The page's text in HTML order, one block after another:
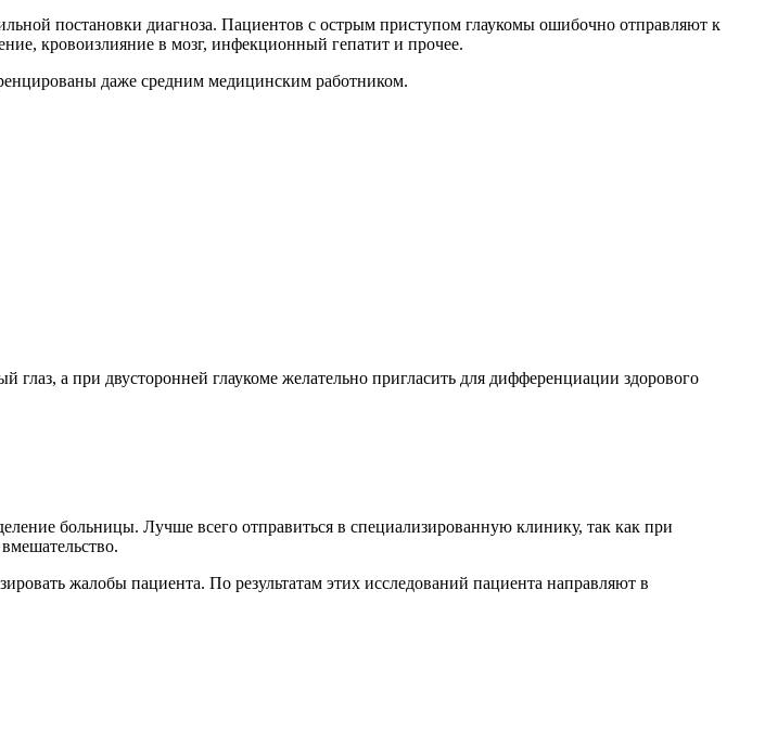
постановки диагноза. Пациентов с острым приступом глаукомы ошибочно отправляют к
кровоизлияние в мозг, инфекционный гепатит и прочее.
даже средним медицинским работником.
а при двусторонней глаукоме желательно пригласить для дифференциации здорового
больницы. Лучше всего отправиться в специализированную клинику, так как при
жалобы пациента. По результатам этих исследований пациента направляют в